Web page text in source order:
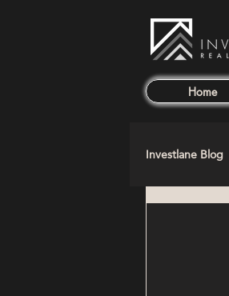
Home
Investlane Blog